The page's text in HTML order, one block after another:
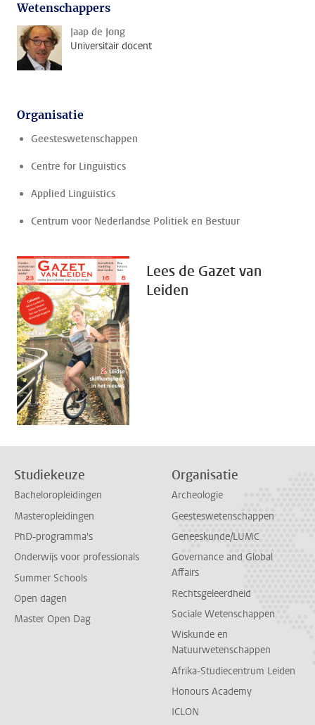
Wetenschappers
Jaap de Jong
Universitair docent
Organisatie
Geesteswetenschappen
Centre for Linguistics
Applied Linguistics
Centrum voor Nederlandse Politiek en Bestuur
Lees de Gazet van
Leiden
Studiekeuze
Bacheloropleidingen
Masteropleidingen
PhD-programma's
Onderwijs voor professionals
Summer Schools
Open dagen
Master Open Dag
Organisatie
Archeologie
Geesteswetenschappen
Geneeskunde/LUMC
Governance and Global
Affairs
Rechtsgeleerdheid
Sociale Wetenschappen
Wiskunde en
Natuurwetenschappen
Afrika-Studiecentrum Leiden
Honours Academy
ICLON